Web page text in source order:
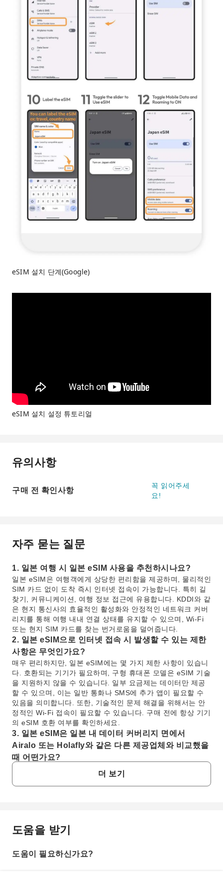
eSIM 설치 단계(Google)
eSIM 설치 설정 튜토리얼
유의사항
구매 전 확인사항
꼭 읽어주세
요!
자주 묻는 질문
1. 일본 여행 시 일본 eSIM 사용을 추천하시나요?
일본 eSIM은 여행객에게 상당한 편리함을 제공하며, 물리적인
SIM 카드 없이 도착 즉시 인터넷 접속이 가능합니다. 특히 길
찾기, 커뮤니케이션, 여행 정보 접근에 유용합니다. KDDI와 같
은 현지 통신사의 효율적인 활성화와 안정적인 네트워크 커버
리지를 통해 여행 내내 연결 상태를 유지할 수 있으며, Wi-Fi
또는 현지 SIM 카드를 찾는 번거로움을 덜어줍니다.
2. 일본 eSIM으로 인터넷 접속 시 발생할 수 있는 제한
사항은 무엇인가요?
매우 편리하지만, 일본 eSIM에는 몇 가지 제한 사항이 있습니
다. 호환되는 기기가 필요하며, 구형 휴대폰 모델은 eSIM 기술
을 지원하지 않을 수 있습니다. 일부 요금제는 데이터만 제공
할 수 있으며, 이는 일반 통화나 SMS에 추가 앱이 필요할 수
있음을 의미합니다. 또한, 기술적인 문제 해결을 위해서는 안
정적인 Wi-Fi 접속이 필요할 수 있습니다. 구매 전에 항상 기기
의 eSIM 호환 여부를 확인하세요.
3. 일본 eSIM은 일본 내 데이터 커버리지 면에서
Airalo 또는 Holafly와 같은 다른 제공업체와 비교했을
때 어떤가요?
이 일본 eSIM은 일본 전역에서 높은 커버리지와 안정적인 4G
인터넷 액세스로 유명한 현지 통신사 KDDI 네트워크를 활용합
니다. 끊김 없는 여행에 필수적인 데이터 안정성과 속도를 제
해야 합니다.
려해야 할 기준은 무엇인가요?
더 보기
자주 묻는 질문
1. 일본 여행 시 일본 eSIM 사용을 추천하시나요?
도움을 받기
도움이 필요하신가요?